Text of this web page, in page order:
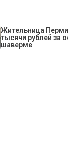
Жительница
тысячи рублей за
шаверме